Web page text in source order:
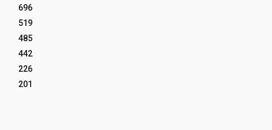
696
519
485
442
226
201